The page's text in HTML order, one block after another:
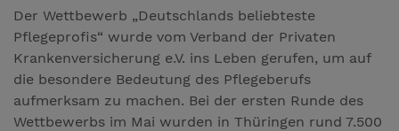
Der Wettbewerb „Deutschlands beliebteste
Pflegeprofis“ wurde vom Verband der Privaten
Krankenversicherung e.V. ins Leben gerufen, um auf
die besondere Bedeutung des Pflegeberufs
aufmerksam zu machen. Bei der ersten Runde des
Wettbewerbs im Mai wurden in Thüringen rund 7.500